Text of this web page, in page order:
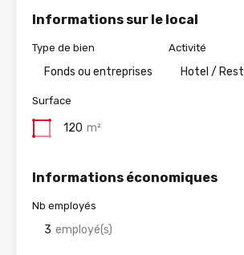
Informations sur le local
Type de bien
Fonds ou entreprises
Activité
Hotel /
Surface
120 m²
Informations économiques
Nb employés
3 employé(s)